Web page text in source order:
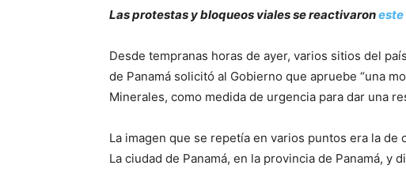
Las protestas y bloqueos viales se reactivaroneste
Desde tempranas horas de ayer, varios sitios del
de Panamá solicitó al Gobierno que apruebe “una
Minerales, como medida de urgencia para dar una
La imagen que se repetía en varios puntos era la
La ciudad de Panamá, en la provincia de Panamá,